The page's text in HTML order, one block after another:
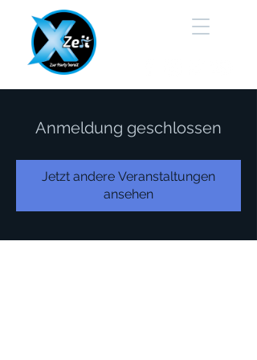
Anmeldung geschlossen
Jetzt andere Veranstaltungen
ansehen